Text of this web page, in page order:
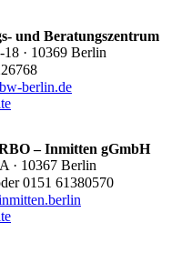
und Beratungszentrum
18 · 10369 Berlin
berlin.de
– Inmitten gGmbH
· 10367 Berlin
0151 61380570